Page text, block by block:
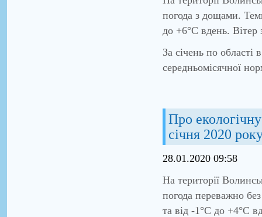
погода з дощами.
до +6°С вдень.
За січень по
середньомісячної
Про
січня 2020
28.01.2020 09:58
На території
погода переважно
та від -1°С до +4°С